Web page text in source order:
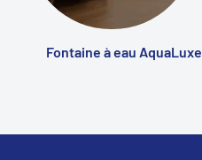
Fontaine à eau AquaLuxe